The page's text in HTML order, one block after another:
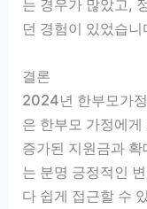
는 경우가 많았고,
던 경험이 있었습니
결론
2024년 한부모가
은 한부모 가정에
증가된 지원금과
는 분명 긍정적인
다 쉽게 접근할 수